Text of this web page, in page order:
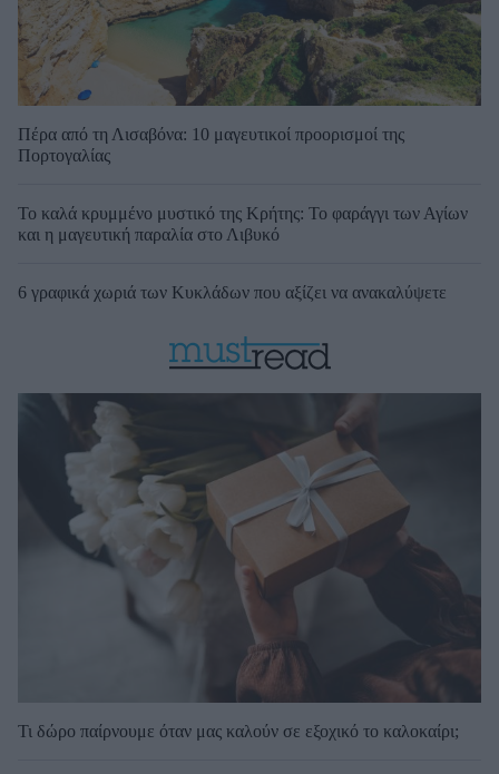
Πέρα από τη Λισαβόνα: 10 μαγευτικοί προορισμοί της
Πορτογαλίας
Το καλά κρυμμένο μυστικό της Κρήτης: Το φαράγγι των Αγίων
και η μαγευτική παραλία στο Λιβυκό
6 γραφικά χωριά των Κυκλάδων που αξίζει να ανακαλύψετε
Τι δώρο παίρνουμε όταν μας καλούν σε εξοχικό το καλοκαίρι;